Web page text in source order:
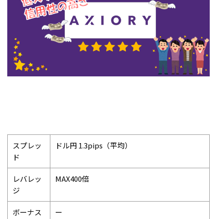
スプレッ
ド
ドル円 1.3pips（平均）
レバレッ
ジ
MAX400倍
ボーナス ー